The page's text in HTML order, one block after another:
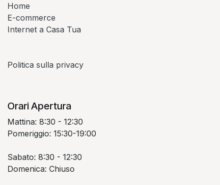
Home
E-commerce
Internet a Casa Tua
Politica sulla privacy
Orari Apertura
Mattina: 8:30 - 12:30
Pomeriggio: 15:30-19:00
Sabato: 8:30 - 12:30
Domenica: Chiuso